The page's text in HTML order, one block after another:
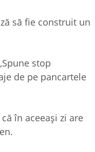
să fie construit un
stop
de pe pancartele
în aceeași zi are